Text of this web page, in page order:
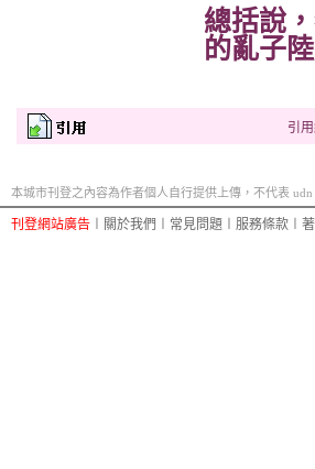
總括說
的亂子
引
本城市刊登之內容為作者個人自行提供上傳，不代表 udn
刊登網站廣告 關於我們 常見問題 服務條款